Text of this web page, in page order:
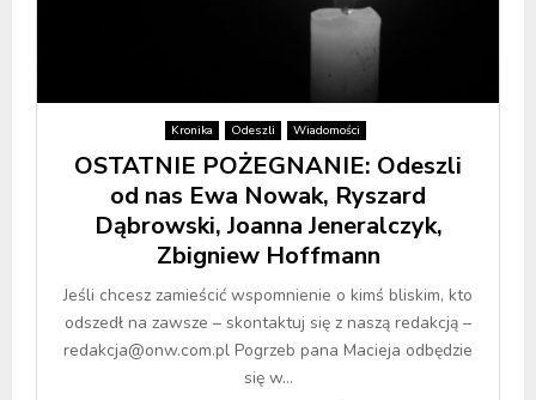
Kronika Odeszli Wiadomości
OSTATNIE POŻEGNANIE: Odeszli
od nas Ewa Nowak, Ryszard
Dąbrowski, Joanna Jeneralczyk,
Zbigniew Hoffmann
Jeśli chcesz zamieścić wspomnienie o kimś bliskim, kto
odszedł na zawsze – skontaktuj się z naszą redakcją –
redakcja@onw.com.pl Pogrzeb pana Macieja odbędzie
się w...